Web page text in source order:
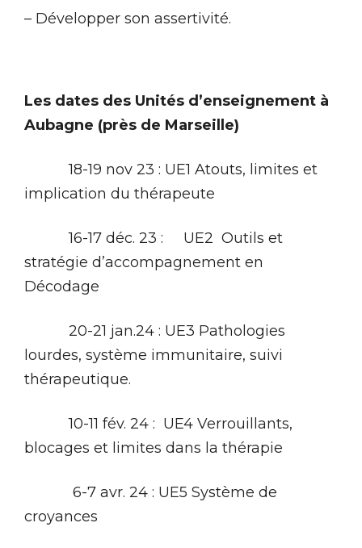
– Développer son assertivité.
Les dates des Unités d’enseignement à
Aubagne (près de Marseille)
18-19 nov 23 : UE1 Atouts, limites et
implication du thérapeute
16-17 déc. 23 : UE2 Outils et
stratégie d’accompagnement en
Décodage
20-21 jan.24 : UE3 Pathologies
lourdes, système immunitaire, suivi
thérapeutique.
10-11 fév. 24 : UE4 Verrouillants,
blocages et limites dans la thérapie
6-7 avr. 24 : UE5 Système de
croyances